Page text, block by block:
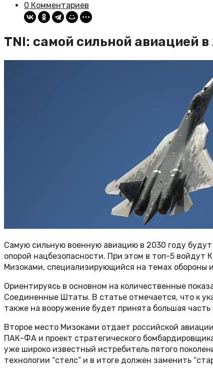
0 Комментариев
TNI: самой сильной авиацией
Самую сильную военную авиацию в 2030 году
опорой нацбезопасности. При этом в топ-5 войдут
Мизоками, специализирующийся на темах обороны
Ориентируясь в основном на количественные
Соединенные Штаты. В статье отмечается, что к
также на вооружение будет принята большая
Второе место Мизоками отдает российской
ПАК-ФА и проект стратегического
уже широко известный истребитель пятого
технологии “стелс” и в итоге должен заменить